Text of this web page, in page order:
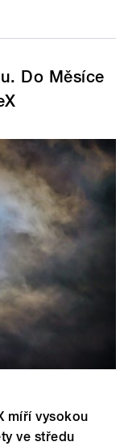
Do Měsíce
míří vysokou
ve středu